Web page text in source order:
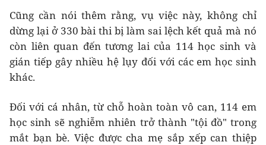
Cũng cần nói thêm rằng, vụ việc này, không chỉ
dừng lại ở 330 bài thi bị làm sai lệch kết quả mà nó
còn liên quan đến tương lai của 114 học sinh và
gián tiếp gây nhiều hệ lụy đối với các em học sinh
khác.
Đối với cá nhân, từ chỗ hoàn toàn vô can, 114 em
học sinh sẽ nghiễm nhiên trở thành "tội đồ" trong
mắt bạn bè. Việc được cha mẹ sắp xếp can thiệp